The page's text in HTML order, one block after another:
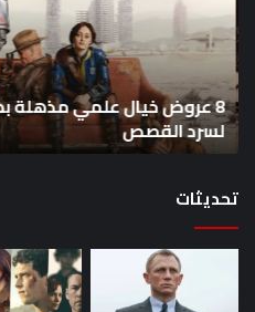
مذهلة
بصريًا
معايير
جديدة
لسرد
القصص
8 عروض خيال علمي مذهلة
لسرد القصص
تحديثات